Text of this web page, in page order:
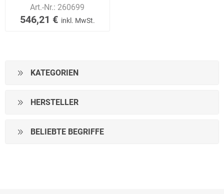
Art.-Nr.: 260699
546,21 € inkl. MwSt.
KATEGORIEN
HERSTELLER
BELIEBTE BEGRIFFE